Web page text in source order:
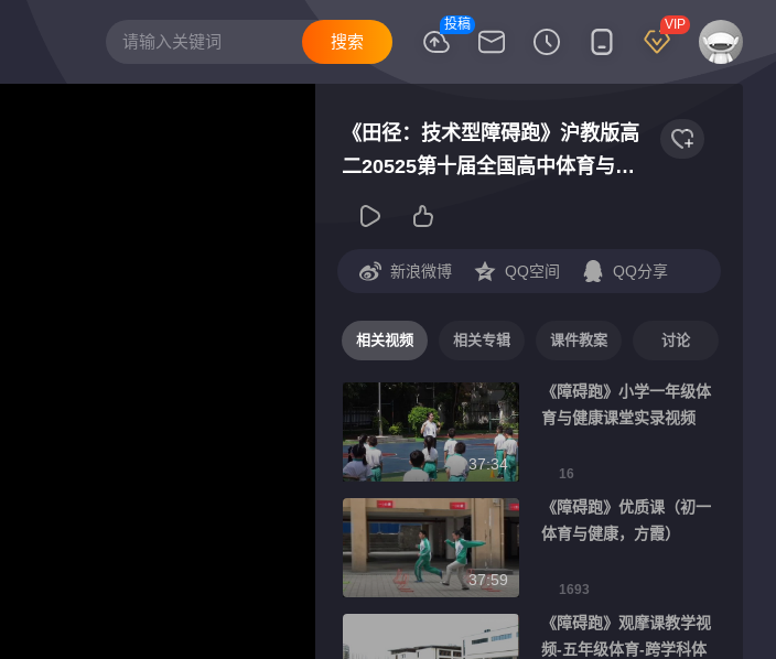
投稿 VIP
《田径：技术型障碍跑》沪教版高
二20525第十届全国高中体育与健
康优质课观摩交流展示课视频
新浪微博 QQ空间 QQ分享
相关视频 相关专辑 课件教案 讨论
37:34
《障碍跑》小学一年级体
育与健康课堂实录视频
16
37:59
《障碍跑》优质课（初一
体育与健康，方霞）
1693
《障碍跑》观摩课教学视
频-五年级体育-跨学科体